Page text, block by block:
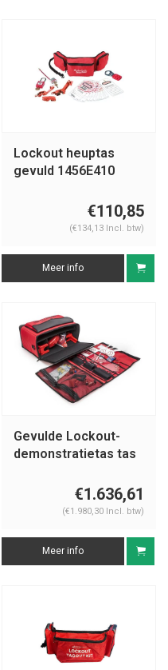
Lockout heuptas
gevuld 1456E410
€110,85
(€134,13 Incl. btw)
Meer info
Gevulde Lockout-
demonstratietas tas
€1.636,61
(€1.980,30 Incl. btw)
Meer info